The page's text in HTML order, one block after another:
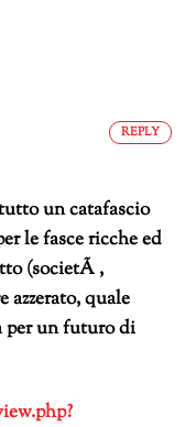
un catafascio
le fasce ricche ed
(societÃ ,
azzerato, quale
per un futuro di
REPLY